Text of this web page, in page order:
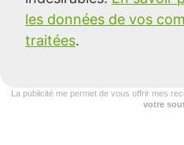
les données de vos
traitées.
La publicité me permet de vous offrir mes
votre